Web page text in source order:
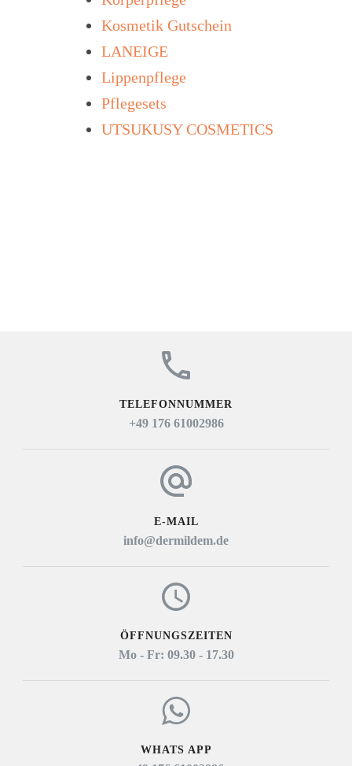
Kosmetik Gutschein
LANEIGE
Lippenpflege
Pflegesets
UTSUKUSY COSMETICS
TELEFONNUMMER
+49 176 61002986
E-MAIL
info@dermildem.de
ÖFFNUNGSZEITEN
Mo - Fr: 09.30 - 17.30
WHATS APP